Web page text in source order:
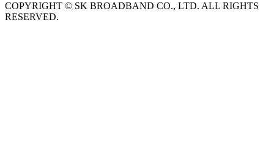
COPYRIGHT © SK BROADBAND CO., LTD. ALL RIGHTS
RESERVED.